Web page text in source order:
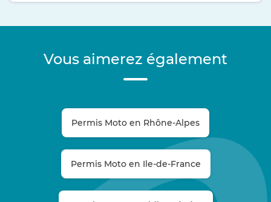
Vous aimerez également
Permis Moto en Rhône-Alpes
Permis Moto en Ile-de-France